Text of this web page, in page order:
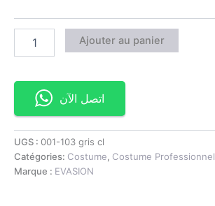
Ajouter au panier
اتصل الآن
UGS : 001-103 gris cl
Catégories: Costume, Costume Professionnel
Marque : EVASION